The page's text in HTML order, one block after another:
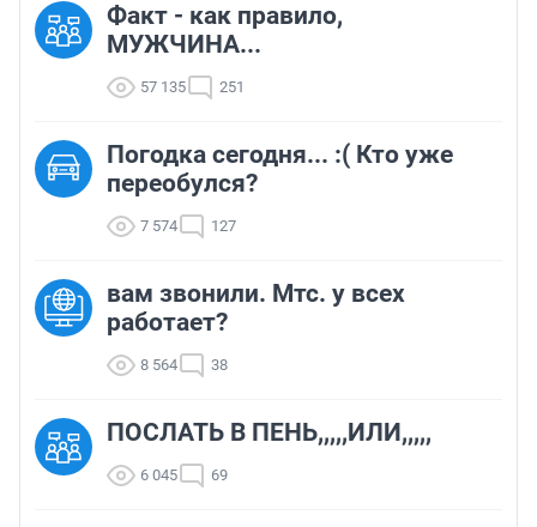
Факт - как правило,
МУЖЧИНА...
57 135 251
Погодка сегодня... :( Кто уже
переобулся?
7 574 127
вам звонили. Мтс. у всех
работает?
8 564 38
ПОСЛАТЬ В ПЕНЬ,,,,,ИЛИ,,,,,
6 045 69